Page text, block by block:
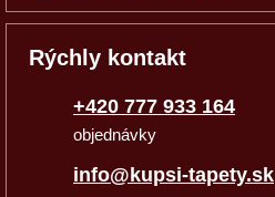
Rýchly kontakt
+420 777 933 164
objednávky
info@kupsi-tapety.sk